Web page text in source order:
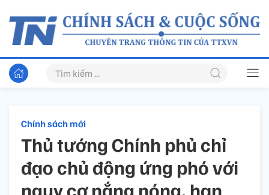
Chính sách mới
Thủ tướng Chính phủ chỉ
đạo chủ động ứng phó với
nguy cơ nắng nóng, hạn